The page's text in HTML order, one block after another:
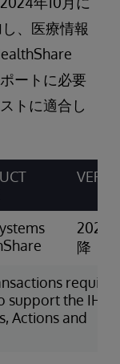
、医療情報
ートに必要
トに適合し
降
the IHE
Actions and